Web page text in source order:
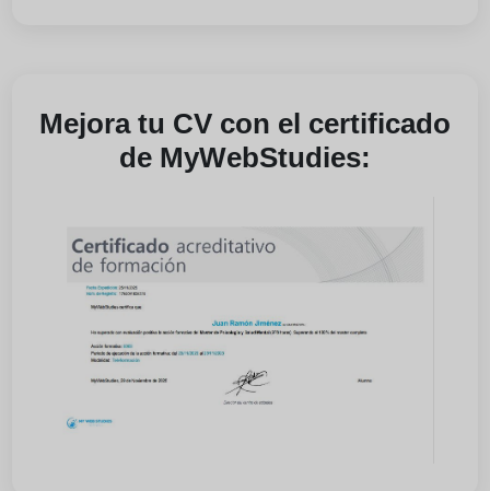
Mejora tu CV con el certificado
de MyWebStudies: